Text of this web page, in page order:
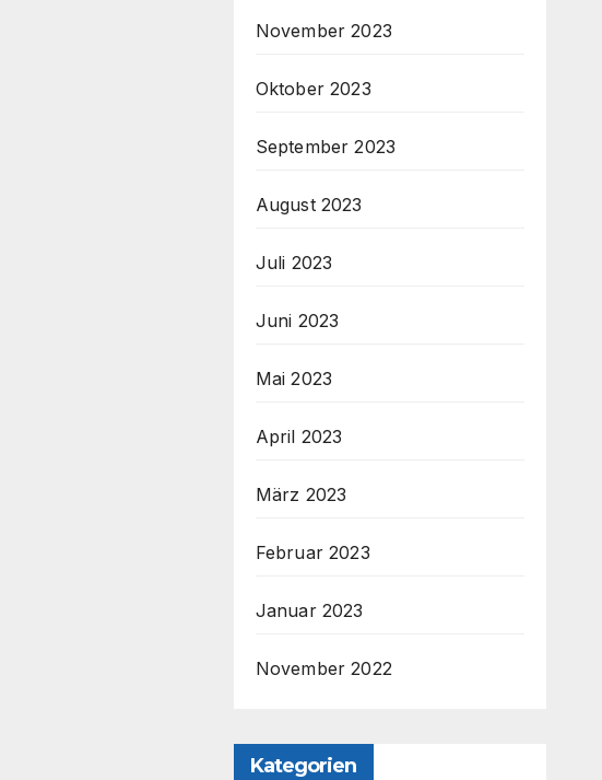
November 2023
Oktober 2023
September 2023
August 2023
Juli 2023
Juni 2023
Mai 2023
April 2023
März 2023
Februar 2023
Januar 2023
November 2022
Kategorien